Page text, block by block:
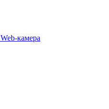
камера